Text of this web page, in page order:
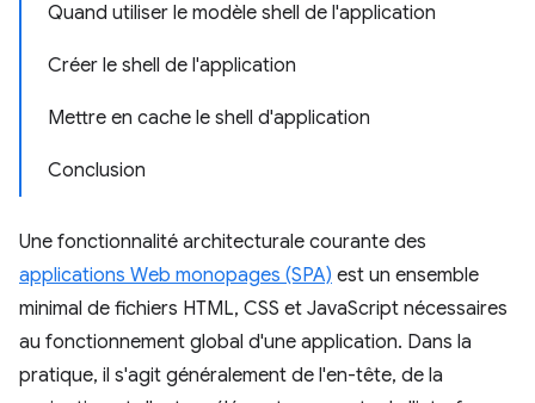
Quand utiliser le modèle shell de l'application
Créer le shell de l'application
Mettre en cache le shell d'application
Conclusion
Une fonctionnalité architecturale courante des
applications Web monopages (SPA) est un ensemble
minimal de fichiers HTML, CSS et JavaScript nécessaires
au fonctionnement global d'une application. Dans la
pratique, il s'agit généralement de l'en-tête, de la